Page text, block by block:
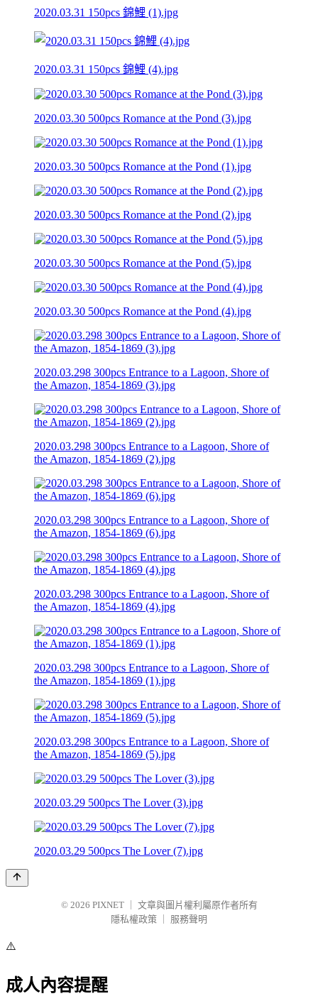
2020.03.31 150pcs 錦鯉 (1).jpg
2020.03.31 150pcs 錦鯉 (4).jpg
2020.03.30 500pcs Romance at the Pond (3).jpg
2020.03.30 500pcs Romance at the Pond (1).jpg
2020.03.30 500pcs Romance at the Pond (2).jpg
2020.03.30 500pcs Romance at the Pond (5).jpg
2020.03.30 500pcs Romance at the Pond (4).jpg
2020.03.298 300pcs Entrance to a Lagoon, Shore of
the Amazon, 1854-1869 (3).jpg
2020.03.298 300pcs Entrance to a Lagoon, Shore of
the Amazon, 1854-1869 (2).jpg
2020.03.298 300pcs Entrance to a Lagoon, Shore of
the Amazon, 1854-1869 (6).jpg
2020.03.298 300pcs Entrance to a Lagoon, Shore of
the Amazon, 1854-1869 (4).jpg
2020.03.298 300pcs Entrance to a Lagoon, Shore of
the Amazon, 1854-1869 (1).jpg
2020.03.298 300pcs Entrance to a Lagoon, Shore of
the Amazon, 1854-1869 (5).jpg
2020.03.29 500pcs The Lover (3).jpg
2020.03.29 500pcs The Lover (7).jpg
© 2026 PIXNET
文章與圖片權利屬原作者所有
隱私權政策
服務聲明
⚠️
成人內容提醒